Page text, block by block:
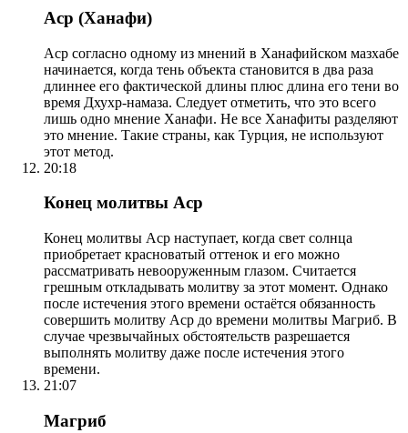
Аср (Ханафи)
Аср согласно одному из мнений в Ханафийском мазхабе
начинается, когда тень объекта становится в два раза
длиннее его фактической длины плюс длина его тени во
время Дхухр-намаза. Следует отметить, что это всего
лишь одно мнение Ханафи. Не все Ханафиты разделяют
это мнение. Такие страны, как Турция, не используют
этот метод.
20:18
Конец молитвы Аср
Конец молитвы Аср наступает, когда свет солнца
приобретает красноватый оттенок и его можно
рассматривать невооруженным глазом. Считается
грешным откладывать молитву за этот момент. Однако
после истечения этого времени остаётся обязанность
совершить молитву Аср до времени молитвы Магриб. В
случае чрезвычайных обстоятельств разрешается
выполнять молитву даже после истечения этого
времени.
21:07
Магриб